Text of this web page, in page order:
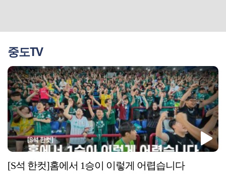
중도TV
[S석 한컷]홈에서 1승이 이렇게 어렵습니다